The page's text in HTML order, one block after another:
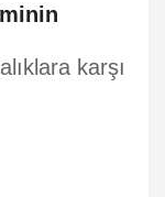
karşı